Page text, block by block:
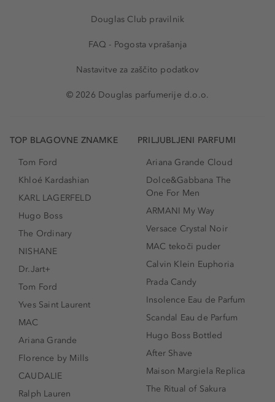
Douglas Club pravilnik
FAQ - Pogosta vprašanja
Nastavitve za zaščito podatkov
© 2026 Douglas parfumerije d.o.o.
TOP BLAGOVNE ZNAMKE
Tom Ford
Khloé Kardashian
KARL LAGERFELD
Hugo Boss
The Ordinary
NISHANE
Dr.Jart+
Tom Ford
Yves Saint Laurent
MAC
Ariana Grande
Florence by Mills
CAUDALIE
Ralph Lauren
PRILJUBLJENI PARFUMI
Ariana Grande Cloud
Dolce&Gabbana The
One For Men
ARMANI My Way
Versace Crystal Noir
MAC tekoči puder
Calvin Klein Euphoria
Prada Candy
Insolence Eau de Parfum
Scandal Eau de Parfum
Hugo Boss Bottled
After Shave
Maison Margiela Replica
The Ritual of Sakura